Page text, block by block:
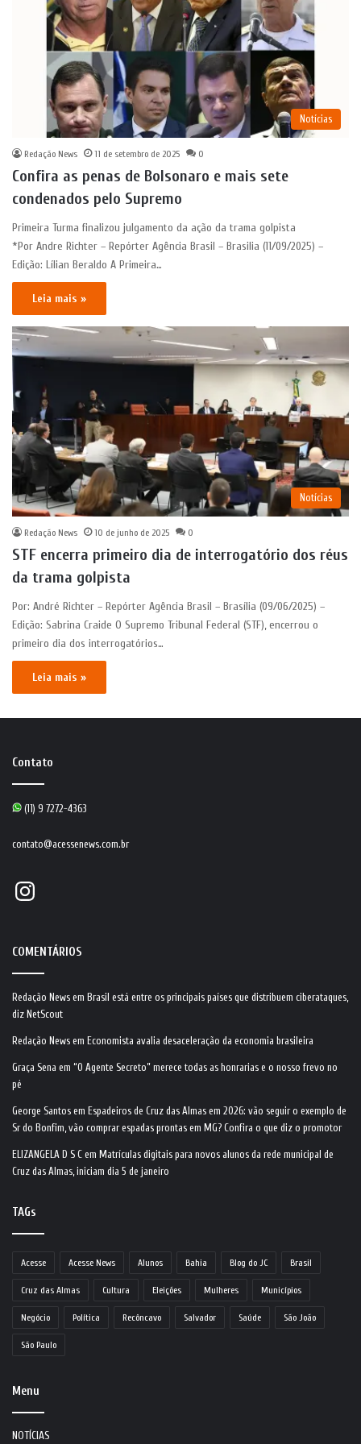
Notícias
Redação News 11 de setembro de 2025 0
Confira as penas de Bolsonaro e mais sete
condenados pelo Supremo
Primeira Turma finalizou julgamento da ação da trama golpista
*Por Andre Richter – Repórter Agência Brasil – Brasilia (11/09/2025) –
Edição: Lílian Beraldo A Primeira…
Leia mais »
Notícias
Redação News 10 de junho de 2025 0
STF encerra primeiro dia de interrogatório dos réus
da trama golpista
Por: André Richter – Repórter Agência Brasil – Brasília (09/06/2025) –
Edição: Sabrina Craide O Supremo Tribunal Federal (STF), encerrou o
primeiro dia dos interrogatórios…
Leia mais »
Contato
(11) 9 7272-4363
contato@acessenews.com.br
Instagram
COMENTÁRIOS
Redação News em Brasil está entre os principais países que distribuem ciberataques,
diz NetScout
Redação News em Economista avalia desaceleração da economia brasileira
Graça Sena em “O Agente Secreto” merece todas as honrarias e o nosso frevo no
pé
George Santos em Espadeiros de Cruz das Almas em 2026: vão seguir o exemplo de
Sr do Bonfim, vão comprar espadas prontas em MG? Confira o que diz o promotor
ELIZANGELA D S C em Matrículas digitais para novos alunos da rede municipal de
Cruz das Almas, iniciam dia 5 de janeiro
TAGs
Acesse Acesse News Alunos Bahia Blog do JC Brasil
Cruz das Almas Cultura Eleições Mulheres Municípios
Negócio Política Recôncavo Salvador Saúde São João
São Paulo
Menu
NOTÍCIAS